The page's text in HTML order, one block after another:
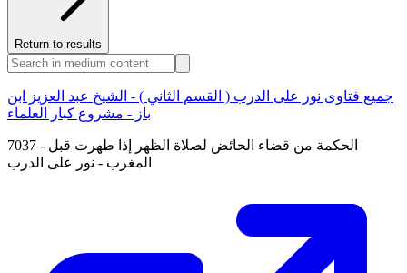
Return to results
جميع فتاوى نور على الدرب ( القسم الثاني ) - الشيخ عبد العزيز ابن
باز - مشروع كبار العلماء
7037 - الحكمة من قضاء الحائض لصلاة الظهر إذا طهرت قبل
المغرب - نور على الدرب